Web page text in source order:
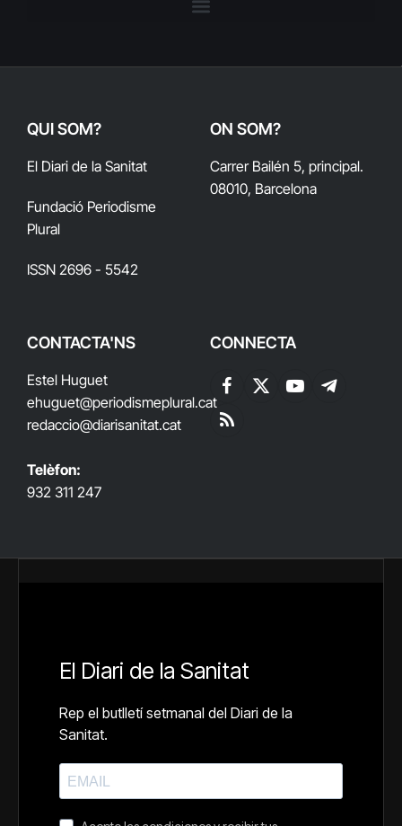
QUI SOM?
El Diari de la Sanitat
Fundació Periodisme
Plural
ISSN 2696 - 5542
ON SOM?
Carrer Bailén 5, principal.
08010, Barcelona
CONTACTA'NS
Estel Huguet
ehuguet@periodismeplural.cat
redaccio@diarisanitat.cat
Telèfon:
932 311 247
CONNECTA
Facebook
X
YouTubeTelegram
RSS